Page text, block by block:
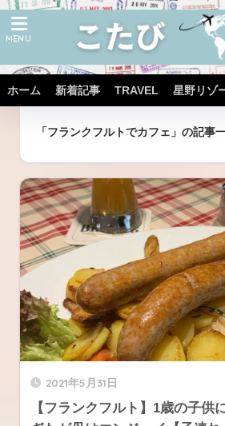
ホーム 新着記事 TRAVEL 星野リゾ
ホーム タグ
「フランクフルトでカフェ」の記事
2021年5月31日
【フランクフルト】1歳の子供